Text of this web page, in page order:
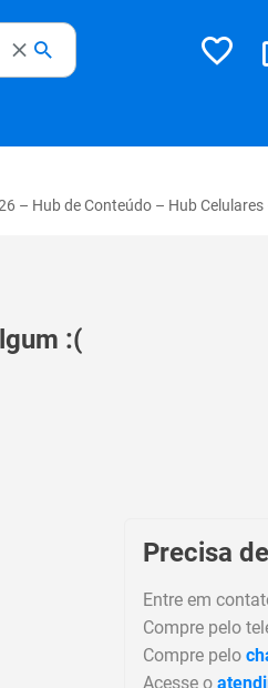
– Hub de Conteúdo – Hub Celulares
:(
Precisa
Entre em
Compre pelo
Compre pelo
Acesse o